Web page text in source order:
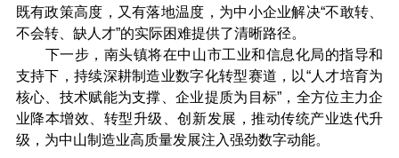
既有政策高度，又有落地温度，为中小企业解决“不敢转、
不会转、缺人才”的实际困难提供了清晰路径。
下一步，南头镇将在中山市工业和信息化局的指导和
支持下，持续深耕制造业数字化转型赛道，以“人才培育为
核心、技术赋能为支撑、企业提质为目标”，全方位主力企
业降本增效、转型升级、创新发展，推动传统产业迭代升
级，为中山制造业高质量发展注入强劲数字动能。